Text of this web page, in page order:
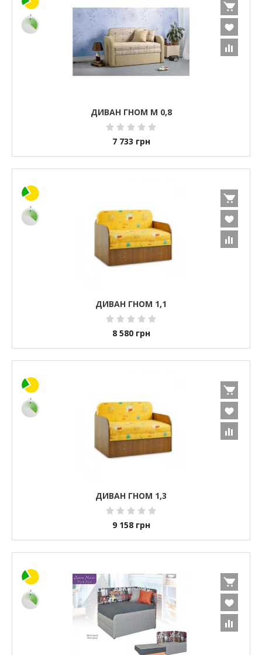
ДИВАН ГНОМ М 0,8
7 733 грн
ДИВАН ГНОМ 1,1
8 580 грн
ДИВАН ГНОМ 1,3
9 158 грн